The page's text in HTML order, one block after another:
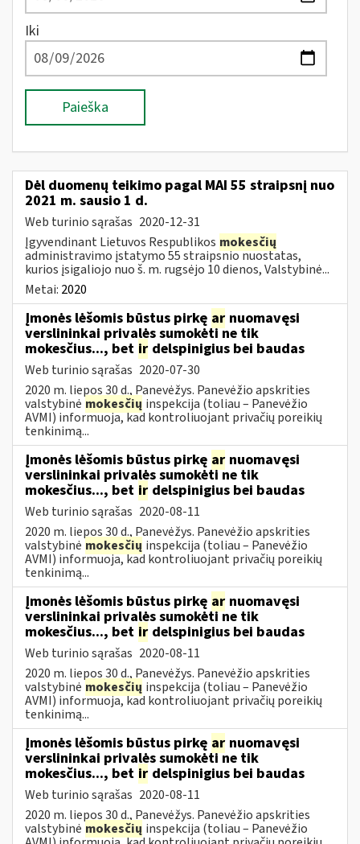
Iki
Paieška
Dėl duomenų teikimo pagal MAI 55 straipsnį nuo
2021 m. sausio 1 d.
Web turinio sąrašas 2020-12-31
Įgyvendinant Lietuvos Respublikos mokesčių
administravimo įstatymo 55 straipsnio nuostatas,
kurios įsigaliojo nuo š. m. rugsėjo 10 dienos, Valstybinė...
Metai: 2020
Įmonės lėšomis būstus pirkę ar nuomavęsi
verslininkai privalės sumokėti ne tik
mokesčius..., bet ir delspinigius bei baudas
Web turinio sąrašas 2020-07-30
2020 m. liepos 30 d., Panevėžys. Panevėžio apskrities
valstybinė mokesčių inspekcija (toliau – Panevėžio
AVMI) informuoja, kad kontroliuojant privačių poreikių
tenkinimą...
Įmonės lėšomis būstus pirkę ar nuomavęsi
verslininkai privalės sumokėti ne tik
mokesčius..., bet ir delspinigius bei baudas
Web turinio sąrašas 2020-08-11
2020 m. liepos 30 d., Panevėžys. Panevėžio apskrities
valstybinė mokesčių inspekcija (toliau – Panevėžio
AVMI) informuoja, kad kontroliuojant privačių poreikių
tenkinimą...
Įmonės lėšomis būstus pirkę ar nuomavęsi
verslininkai privalės sumokėti ne tik
mokesčius..., bet ir delspinigius bei baudas
Web turinio sąrašas 2020-08-11
2020 m. liepos 30 d., Panevėžys. Panevėžio apskrities
valstybinė mokesčių inspekcija (toliau – Panevėžio
AVMI) informuoja, kad kontroliuojant privačių poreikių
tenkinimą...
Įmonės lėšomis būstus pirkę ar nuomavęsi
verslininkai privalės sumokėti ne tik
mokesčius..., bet ir delspinigius bei baudas
Web turinio sąrašas 2020-08-11
2020 m. liepos 30 d., Panevėžys. Panevėžio apskrities
valstybinė mokesčių inspekcija (toliau – Panevėžio